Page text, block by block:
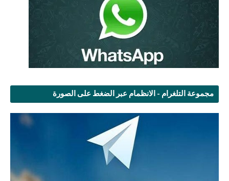
مجموعة التلغرام - الانظمام عبر الضغط على الصورة